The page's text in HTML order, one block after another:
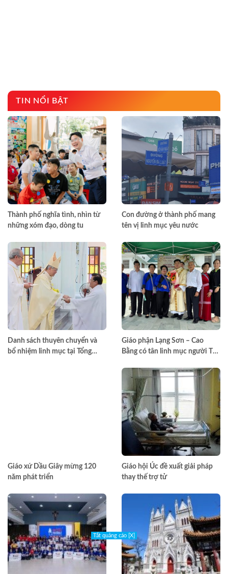
TIN NỔI BẬT
Thành phố nghĩa tình, nhìn từ
những xóm đạo, dòng tu
Con đường ở thành phố mang
tên vị linh mục yêu nước
Danh sách thuyên chuyển và
bổ nhiệm linh mục tại Tổng
Giáo phận Lạng Sơn – Cao
Bằng có tân linh mục người Tày
Giáo xứ Dầu Giây mừng 120
năm phát triển
Giáo hội Úc đề xuất giải pháp
thay thế trợ tử
Tắt quảng cáo [X]